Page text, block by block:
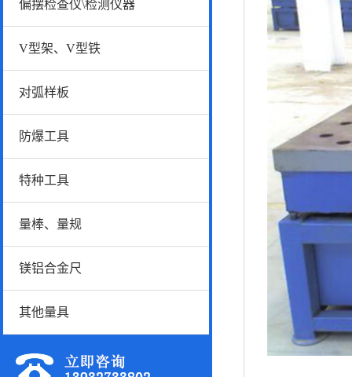
偏摆检查仪\检测仪器
V型架、V型铁
对弧样板
防爆工具
特种工具
量棒、量规
镁铝合金尺
其他量具